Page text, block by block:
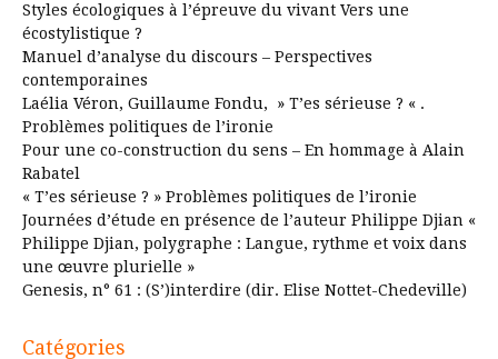
Styles écologiques à l’épreuve du vivant Vers une
écostylistique ?
Manuel d’analyse du discours – Perspectives
contemporaines
Laélia Véron, Guillaume Fondu, » T’es sérieuse ? « .
Problèmes politiques de l’ironie
Pour une co-construction du sens – En hommage à Alain
Rabatel
« T’es sérieuse ? » Problèmes politiques de l’ironie
Journées d’étude en présence de l’auteur Philippe Djian «
Philippe Djian, polygraphe : Langue, rythme et voix dans
une œuvre plurielle »
Genesis, n° 61 : (S’)interdire (dir. Elise Nottet-Chedeville)
Catégories